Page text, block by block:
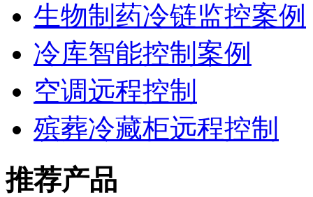
生物制药冷链监控案例
冷库智能控制案例
空调远程控制
殡葬冷藏柜远程控制
推荐产品